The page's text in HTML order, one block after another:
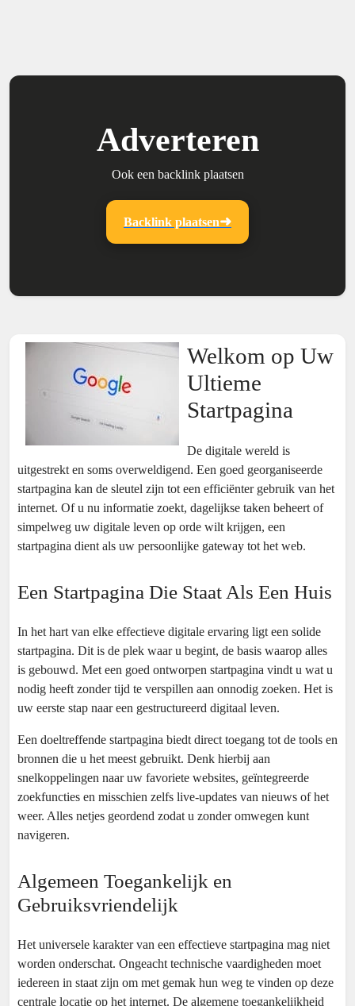
Adverteren
Ook een backlink plaatsen
Backlink plaatsen
Welkom op Uw
Ultieme
Startpagina
De digitale wereld is
uitgestrekt en soms overweldigend. Een goed georganiseerde
startpagina kan de sleutel zijn tot een efficiënter gebruik van het
internet. Of u nu informatie zoekt, dagelijkse taken beheert of
simpelweg uw digitale leven op orde wilt krijgen, een
startpagina dient als uw persoonlijke gateway tot het web.
Een Startpagina Die Staat Als Een Huis
In het hart van elke effectieve digitale ervaring ligt een solide
startpagina. Dit is de plek waar u begint, de basis waarop alles
is gebouwd. Met een goed ontworpen startpagina vindt u wat u
nodig heeft zonder tijd te verspillen aan onnodig zoeken. Het is
uw eerste stap naar een gestructureerd digitaal leven.
Een doeltreffende startpagina biedt direct toegang tot de tools en
bronnen die u het meest gebruikt. Denk hierbij aan
snelkoppelingen naar uw favoriete websites, geïntegreerde
zoekfuncties en misschien zelfs live-updates van nieuws of het
weer. Alles netjes geordend zodat u zonder omwegen kunt
navigeren.
Algemeen Toegankelijk en
Gebruiksvriendelijk
Het universele karakter van een effectieve startpagina mag niet
worden onderschat. Ongeacht technische vaardigheden moet
iedereen in staat zijn om met gemak hun weg te vinden op deze
centrale locatie op het internet. De algemene toegankelijkheid